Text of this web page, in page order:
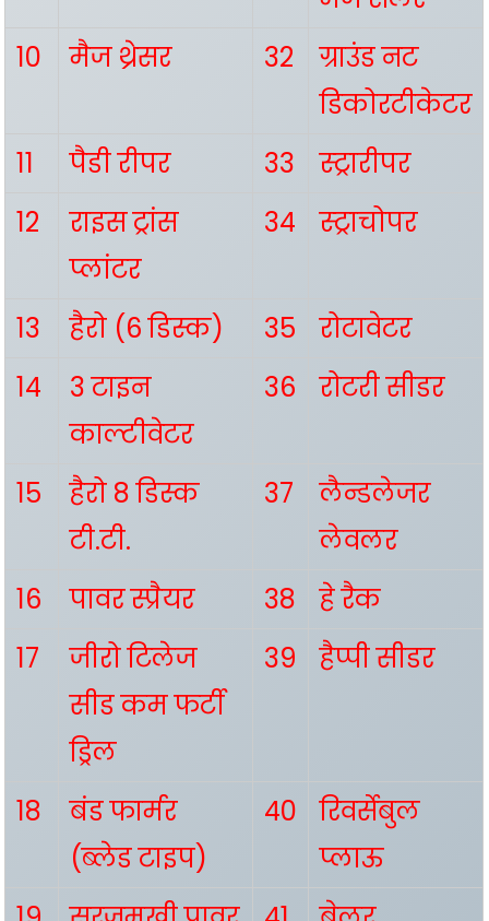
10
मैज थ्रेसर 32
ग्राउंड नट
डिकोरटीकेटर
11
पैडी रीपर 33
स्ट्रारीपर
12
राइस ट्रांस
प्लांटर
34 स्ट्राचोपर
13 हैरो (6 डिस्क) 35
रोटावेटर
14
3 टाइन
काल्टीवेटर
36 रोटरी सीडर
15
हैरो 8 डिस्क
टी.टी.
37
लैन्डलेजर
लेवलर
16
पावर स्प्रैयर 38
हे रैक
17
जीरो टिलेज
सीड कम फर्टी
ड्रिल
39 हैप्पी सीडर
18
बंड फार्मर
(ब्लेड टाइप)
40
रिवर्सेबुल
प्लाऊ